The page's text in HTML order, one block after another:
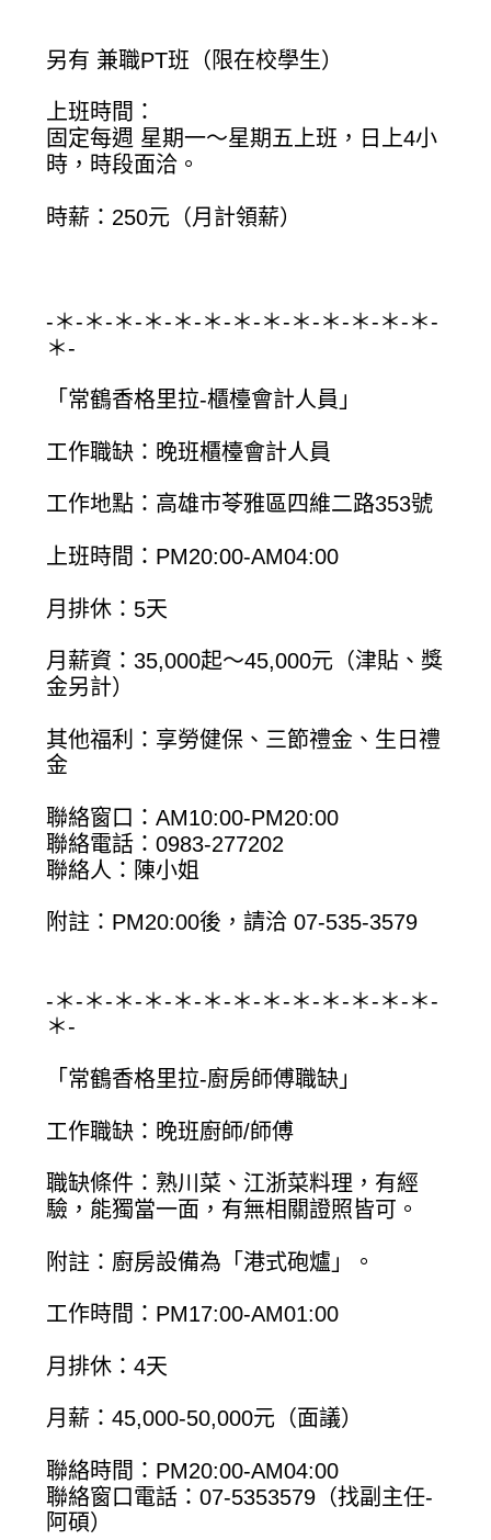
另有 兼職PT班（限在校學生）
上班時間：
固定每週 星期一～星期五上班，日上4小
時，時段面洽。
時薪：250元（月計領薪）
-＊-＊-＊-＊-＊-＊-＊-＊-＊-＊-＊-＊-＊-
＊-
「常鶴香格里拉-櫃檯會計人員」
工作職缺：晚班櫃檯會計人員
工作地點：高雄市苓雅區四維二路353號
上班時間：PM20:00-AM04:00
月排休：5天
月薪資：35,000起～45,000元（津貼、獎
金另計）
其他福利：享勞健保、三節禮金、生日禮
金
聯絡窗口：AM10:00-PM20:00
聯絡電話：0983-277202
聯絡人：陳小姐
附註：PM20:00後，請洽 07-535-3579
-＊-＊-＊-＊-＊-＊-＊-＊-＊-＊-＊-＊-＊-
＊-
「常鶴香格里拉-廚房師傅職缺」
工作職缺：晚班廚師/師傅
職缺條件：熟川菜、江浙菜料理，有經
驗，能獨當一面，有無相關證照皆可。
附註：廚房設備為「港式砲爐」。
工作時間：PM17:00-AM01:00
月排休：4天
月薪：45,000-50,000元（面議）
聯絡時間：PM20:00-AM04:00
聯絡窗口電話：07-5353579（找副主任-
阿碩）